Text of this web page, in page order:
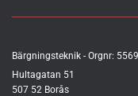
Bärgningsteknik - Orgnr:
Hultagatan 51
507 52 Borås